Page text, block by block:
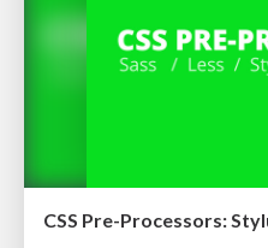
CSS Pre-Processors: